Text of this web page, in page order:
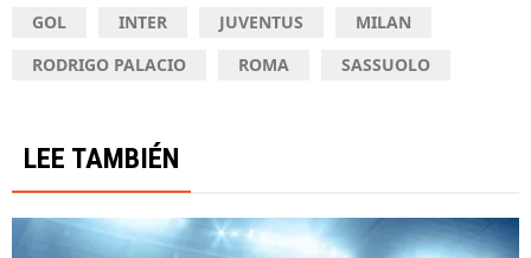
GOL
INTER JUVENTUS
MILAN
RODRIGO PALACIO
ROMA SASSUOLO
LEE TAMBIÉN